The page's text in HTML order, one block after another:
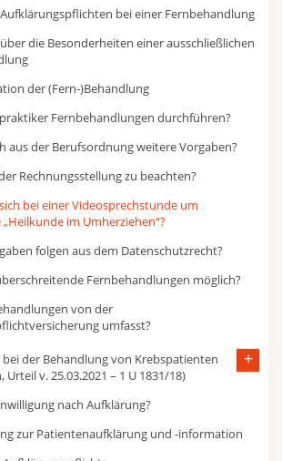
bei einer Fernbehandlung
die Besonderheiten einer ausschließlichen
der (Fern-)Behandlung
Fernbehandlungen durchführen?
aus der Berufsordnung weitere Vorgaben?
Rechnungsstellung zu beachten?
bei einer Videosprechstunde um
„Heilkunde im Umherziehen“?
folgen aus dem Datenschutzrecht?
Fernbehandlungen möglich?
von der
umfasst?
der Behandlung von Krebspatienten
Urteil v. 25.03.2021 – 1 U 1831/18)
nach Aufklärung?
zur Patientenaufklärung und -information